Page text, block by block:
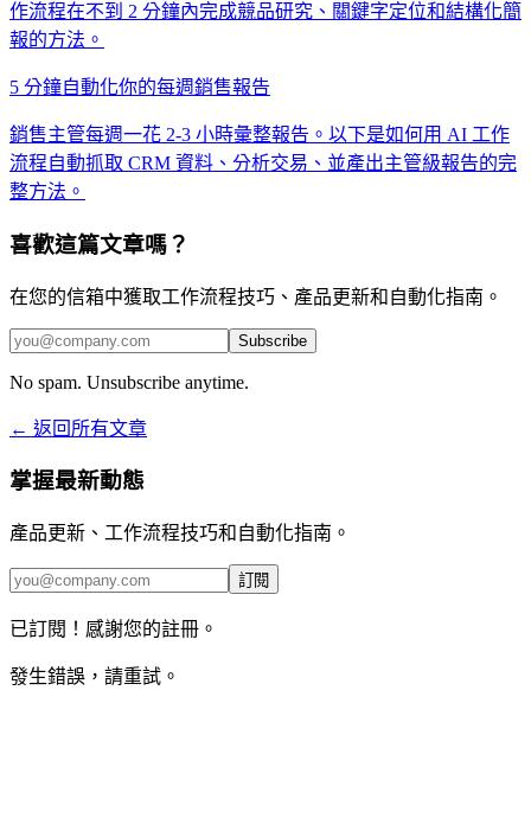
作流程在不到 2 分鐘內完成競品研究、關鍵字定位和結構化簡
報的方法。
5 分鐘自動化你的每週銷售報告
銷售主管每週一花 2-3 小時彙整報告。以下是如何用 AI 工作
流程自動抓取 CRM 資料、分析交易、並產出主管級報告的完
整方法。
喜歡這篇文章嗎？
在您的信箱中獲取工作流程技巧、產品更新和自動化指南。
Subscribe
No spam. Unsubscribe anytime.
← 返回所有文章
掌握最新動態
產品更新、工作流程技巧和自動化指南。
訂閱
已訂閱！感謝您的註冊。
發生錯誤，請重試。